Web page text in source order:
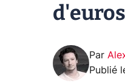
d'euros
Par
Publié